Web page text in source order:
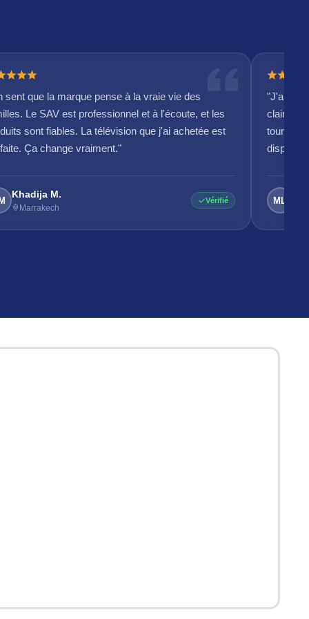
sent que la marque pense à la vraie vie des
Le SAV est professionnel et à l'écoute, et les
sont fiables. La télévision que j'ai achetée est
Ça change vraiment."
Khadija M.
Marrakech
Vérifié
"J'ai
claire et
tourner
ML